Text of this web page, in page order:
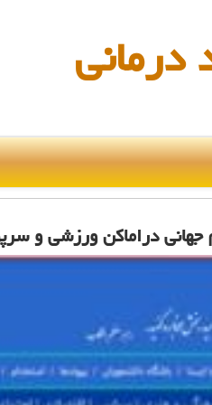
درمانی
دراماكن ورزشی و